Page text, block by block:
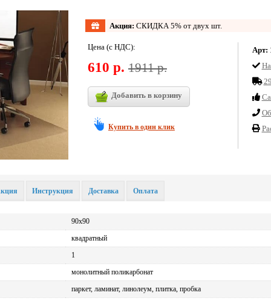
Акция: СКИДКА 5% от двух шт.
Цена (с НДС):
610 р. 1911 р.
Добавить в корзину
Купить в один клик
Арт:
90х90
квадратный
1
монолитный поликарбонат
паркет, ламинат, линолеум, плитка, пробка
Инструкция Доставка Оплата